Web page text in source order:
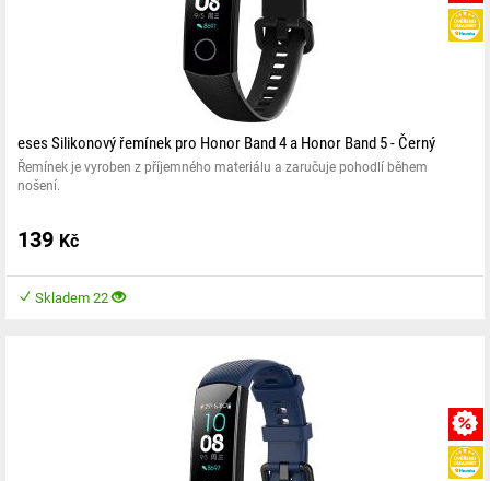
eses Silikonový řemínek pro Honor Band 4 a Honor Band 5 - Černý
Řemínek je vyroben z příjemného materiálu a zaručuje pohodlí během
nošení.
139 Kč
Skladem 22